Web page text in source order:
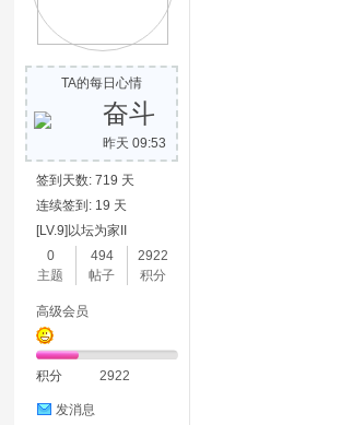
TA的每日心情
奋斗
昨天 09:53
签到天数: 719 天
连续签到: 19 天
[LV.9]以坛为家II
0
主题
494
帖子
2922
积分
高级会员
积分 2922
发消息